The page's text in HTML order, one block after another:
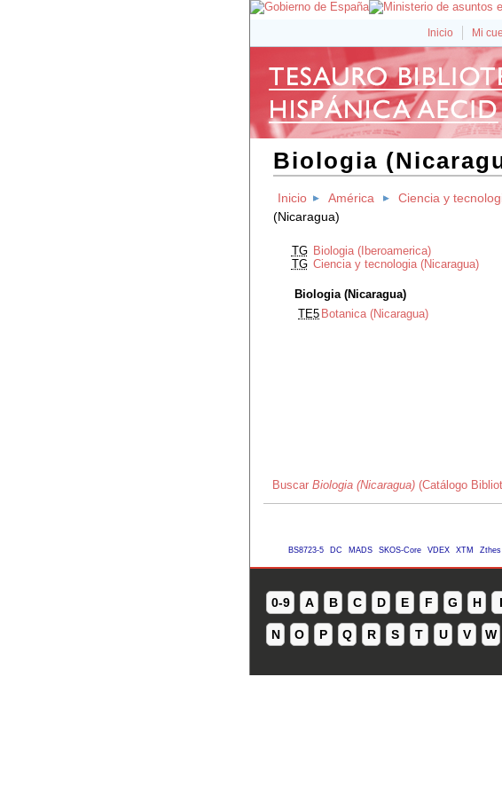
Inicio Mi
Biologia
Inicio América Ciencia y
(Nicaragua)
TG Biologia (Iberoamerica)
TG Ciencia y tecnologia (Nicaragua)
Biologia (Nicaragua)
TE5 Botanica (Nicaragua)
Buscar Biologia (Nicaragua) (Catálogo
BS8723-5 DC MADS SKOS-Core VDEX XTM Zthes
0-9 A B C D E F G H I
N O P Q R S T U V W